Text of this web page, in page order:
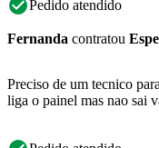
Pedido atendido
Fernanda contratou
Preciso de um tecnico
liga o painel mas nao sai